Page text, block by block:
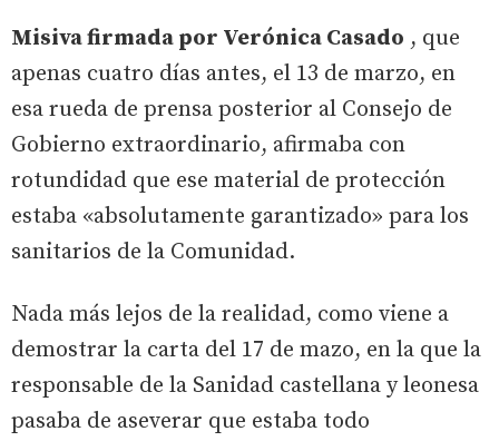
Misiva firmada por Verónica Casado , que
apenas cuatro días antes, el 13 de marzo, en
esa rueda de prensa posterior al Consejo de
Gobierno extraordinario, afirmaba con
rotundidad que ese material de protección
estaba «absolutamente garantizado» para los
sanitarios de la Comunidad.
Nada más lejos de la realidad, como viene a
demostrar la carta del 17 de mazo, en la que la
responsable de la Sanidad castellana y leonesa
pasaba de aseverar que estaba todo